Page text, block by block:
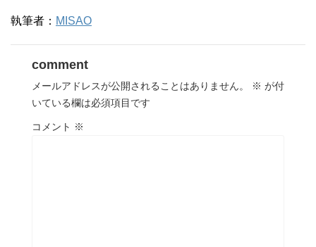
執筆者： MISAO
comment
メールアドレスが公開されることはありません。 ※ が付
いている欄は必須項目です
コメント ※